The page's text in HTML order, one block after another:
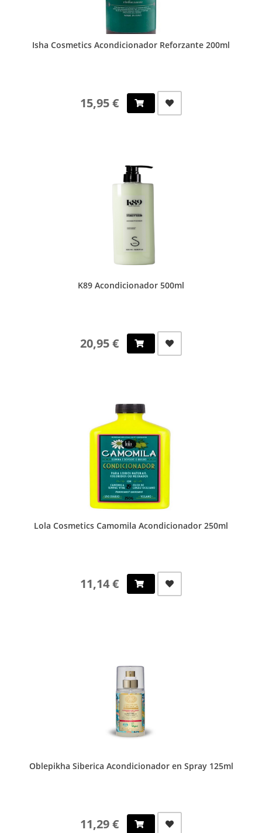
Isha Cosmetics Acondicionador Reforzante 200ml
15,95 €
K89 Acondicionador 500ml
20,95 €
Lola Cosmetics Camomila Acondicionador 250ml
11,14 €
Oblepikha Siberica Acondicionador en Spray 125ml
11,29 €